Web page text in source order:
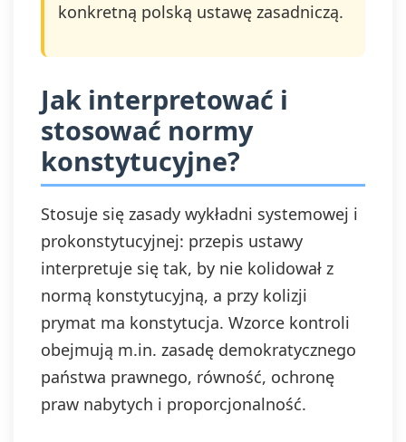
konkretną polską ustawę zasadniczą.
Jak interpretować i
stosować normy
konstytucyjne?
Stosuje się zasady wykładni systemowej i
prokonstytucyjnej: przepis ustawy
interpretuje się tak, by nie kolidował z
normą konstytucyjną, a przy kolizji
prymat ma konstytucja. Wzorce kontroli
obejmują m.in. zasadę demokratycznego
państwa prawnego, równość, ochronę
praw nabytych i proporcjonalność.